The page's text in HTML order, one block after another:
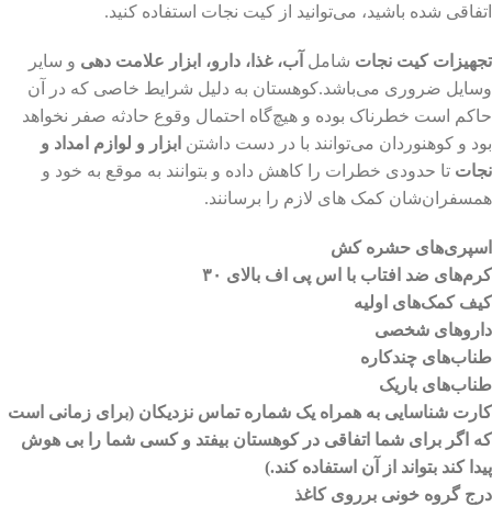
اتفاقی شده باشید، می‌توانید از کیت نجات استفاده کنید.
تجهیزات کیت نجات شامل آب، غذا، دارو، ابزار علامت دهی و سایر
وسایل ضروری می‌باشد.کوهستان به دلیل شرایط خاصی که در آن
حاکم است خطرناک بوده و هیچ‌گاه احتمال وقوع حادثه صفر نخواهد
بود و کوهنوردان می‌توانند با در دست داشتن ابزار و لوازم امداد و
نجات تا حدودی خطرات را کاهش داده و بتوانند به موقع به خود و
همسفران‌شان کمک های لازم را برسانند.
اسپری‌های حشره کش
کرم‌های ضد افتاب با اس پی اف بالای ۳۰
کیف کمک‌های اولیه
دارو‌های شخصی
طناب‌های چندکاره
طناب‌های باریک
کارت شناسایی به همراه یک شماره تماس نزدیکان (برای زمانی است
که اگر برای شما اتفاقی در کوهستان بیفتد و کسی شما را بی هوش
پیدا کند بتواند از آن استفاده کند.)
درج گروه خونی برروی کاغذ